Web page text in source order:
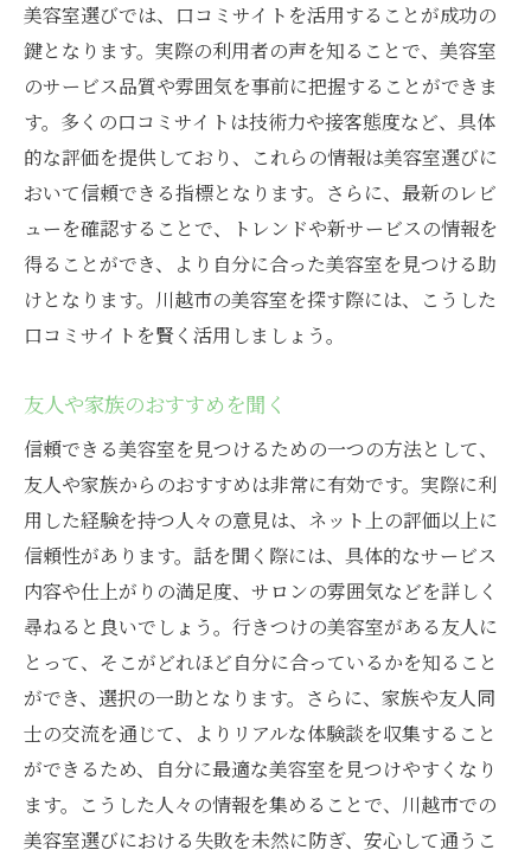
評判の良い美容室をリストアップ
川越市の美容室で自分に合ったスタイルを見つ
ける方法
自分の髪質に合ったスタイル提案を受ける
スタイリストとのカウンセリングを重視
過去の施術例を参考にする
スタイルチェンジのタイミングを考える
自宅でのスタイリングアドバイスを受ける
季節に合わせた髪型の提案
情報
公式サイトで施術メニューを確認
SNSでトレンドスタイルをチェック
最新のキャンペーン情報を見逃さない
スタイリストの経歴や得意分野を知る
ヘアショーやイベント情報を探る
サロンのブログ記事を読む
川越市の美容室の雰囲気を訪問で直接感じる重
要性
サロンのインテリアデザインを観察
音楽や香りから雰囲気を感じ取る
美容室選びでは、口コミサイトを活用することが成功の
鍵となります。実際の利用者の声を知ることで、美容室
のサービス品質や雰囲気を事前に把握することができま
す。多くの口コミサイトは技術力や接客態度など、具体
的な評価を提供しており、これらの情報は美容室選びに
おいて信頼できる指標となります。さらに、最新のレビ
ューを確認することで、トレンドや新サービスの情報を
得ることができ、より自分に合った美容室を見つける助
けとなります。川越市の美容室を探す際には、こうした
口コミサイトを賢く活用しましょう。
友人や家族のおすすめを聞く
信頼できる美容室を見つけるための一つの方法として、
友人や家族からのおすすめは非常に有効です。実際に利
用した経験を持つ人々の意見は、ネット上の評価以上に
信頼性があります。話を聞く際には、具体的なサービス
内容や仕上がりの満足度、サロンの雰囲気などを詳しく
尋ねると良いでしょう。行きつけの美容室がある友人に
とって、そこがどれほど自分に合っているかを知ること
ができ、選択の一助となります。さらに、家族や友人同
士の交流を通じて、よりリアルな体験談を収集すること
ができるため、自分に最適な美容室を見つけやすくなり
ます。こうした人々の情報を集めることで、川越市での
美容室選びにおける失敗を未然に防ぎ、安心して通うこ